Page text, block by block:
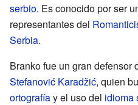
serbio. Es conocido por ser
representantes del
Serbia.
Branko fue un gran defensor
Stefanović Karadžić, quien
ortografíay el uso del idioma